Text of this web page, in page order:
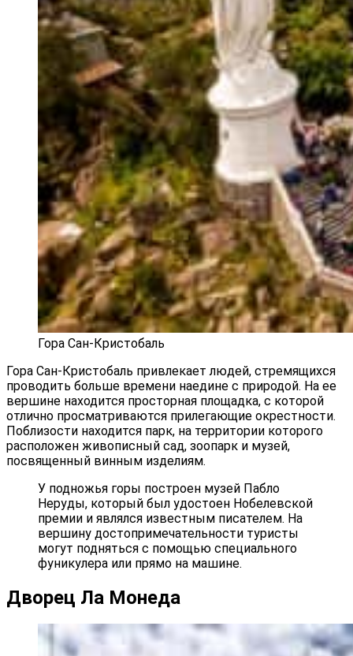
Гора Сан-Кристобаль
Гора Сан-Кристобаль привлекает людей, стремящихся
проводить больше времени наедине с природой. На ее
вершине находится просторная площадка, с которой
отлично просматриваются прилегающие окрестности.
Поблизости находится парк, на территории которого
расположен живописный сад, зоопарк и музей,
посвященный винным изделиям.
У подножья горы построен музей Пабло
Неруды, который был удостоен Нобелевской
премии и являлся известным писателем. На
вершину достопримечательности туристы
могут подняться с помощью специального
фуникулера или прямо на машине.
Дворец Ла Монеда